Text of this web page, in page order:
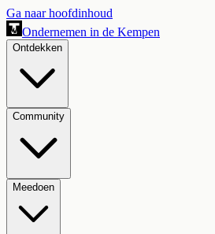
Ga naar hoofdinhoud
Ondernemen in de Kempen
Ontdekken
Community
Meedoen